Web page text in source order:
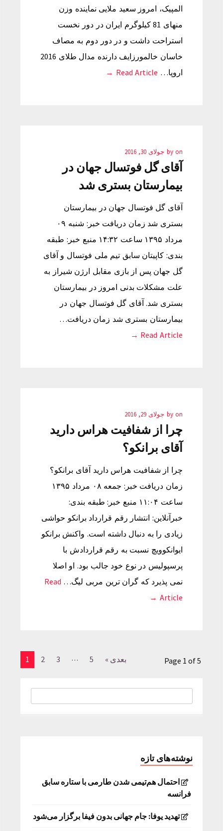
المپیک، امروز سعید ملایی نماینده وزن
منهای 81 کیلوگرم ایران در دور نخست
استراحت داشت و در دور دوم به مصاف
خاسان خالمورزایف دارنده مدال طلای 2016
اروپا… Read Article →
by on جولای 30, 2016
آقای گل فوتسال جهان در
بیمارستان بستری شد
آقای گل فوتسال جهان در بیمارستان
بستری شد زمان دریافت خبر: شنبه ۰۹
مرداد ۱۳۹۵ ساعت ۱۴:۳۲ منبع خبر: طبقه
بندی: کاپیتان سابق تیم ملی فوتسال و آقای
گل جهان پس از بازی مقابل ارژن شیراز به
علت مشکلات بدنی امروز در بیمارستان
بستری شد. آقای گل فوتسال جهان در
بیمارستان بستری شد زمان دریافت…
Read Article →
by on جولای 29, 2016
چرا از شفافیت هراس دارید
آقای برانکو؟
چرا از شفافیت هراس دارید آقای برانکو؟
زمان دریافت خبر: جمعه ۰۸ مرداد ۱۳۹۵
ساعت ۱۱:۰۴ منبع خبر: طبقه بندی:
خبرآنلاین: انتشار رقم قرارداد برانکو حواشی
زیادی را به دنبال داشته است. واکنش برانکو
ایوانکوویچ نسبت به رقم قراردادش با
پرسپولیس در نوع خود جالب بود. او اصلا
نمی پذیرد که گران ترین مربی لیگ… Read
Article →
1 2 3 … 5 بعدی » Page 1 of 5
نوشته‌های تازه
احتمال هم‌تیمی شدن طارمی با ستاره سابق
فرانسه
تهدید یوفا: جام جهانی بدون فیفا برگزار می‌شود